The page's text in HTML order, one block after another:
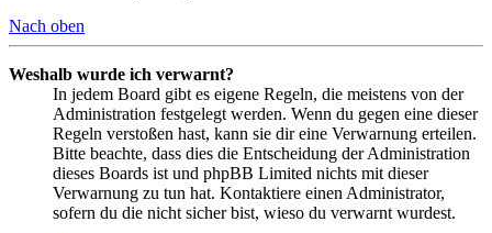
Nach oben
Weshalb wurde ich verwarnt?
In jedem Board gibt es eigene Regeln, die meistens von der
Administration festgelegt werden. Wenn du gegen eine dieser
Regeln verstoßen hast, kann sie dir eine Verwarnung erteilen.
Bitte beachte, dass dies die Entscheidung der Administration
dieses Boards ist und phpBB Limited nichts mit dieser
Verwarnung zu tun hat. Kontaktiere einen Administrator,
sofern du die nicht sicher bist, wieso du verwarnt wurdest.